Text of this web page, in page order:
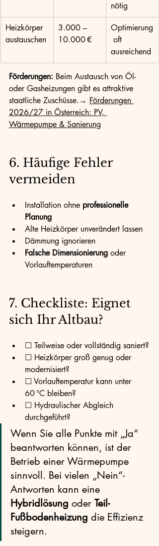
nötig
Heizkörper
austauschen
3.000 –
10.000 €
Optimierung
oft
ausreichend
Förderungen: Beim Austausch von Öl-
oder Gasheizungen gibt es attraktive
staatliche Zuschüsse.→ Förderungen
2026/27 in Österreich: PV,
Wärmepumpe & Sanierung
6. Häufige Fehler
vermeiden
Installation ohne professionelle
Planung
Alte Heizkörper unverändert lassen
Dämmung ignorieren
Falsche Dimensionierung oder
Vorlauftemperaturen
7. Checkliste: Eignet
sich Ihr Altbau?
☐ Teilweise oder vollständig saniert?
☐ Heizkörper groß genug oder
modernisiert?
☐ Vorlauftemperatur kann unter
60 °C bleiben?
☐ Hydraulischer Abgleich
durchgeführt?
Wenn Sie alle Punkte mit „Ja“
beantworten können, ist der
Betrieb einer Wärmepumpe
sinnvoll. Bei vielen „Nein“-
Antworten kann eine
Hybridlösung oder Teil-
Fußbodenheizung die Effizienz
steigern.